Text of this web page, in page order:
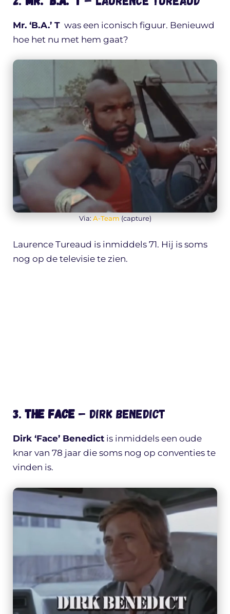
Mr. ‘B.A.’ T was een iconisch figuur. Benieuwd
hoe het nu met hem gaat?
Via: A-Team (capture)
Laurence Tureaud is inmiddels 71. Hij is soms
nog op de televisie te zien.
3.The Face– Dirk Benedict
Dirk ‘Face’ Benedict is inmiddels een oude
knar van 78 jaar die soms nog op conventies te
vinden is.